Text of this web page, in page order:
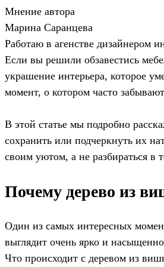
Мнение автора
Марина Саранцева
Работаю в агенстве дизайнером
Если вы решили обзавестись
украшение интерьера, которое
момент, о котором часто
В этой статье мы подробно
сохранить или подчеркнуть их
своим уютом, а не разбираться в
Почему дерево из
Один из самых интересных
выглядит очень ярко и
Что происходит с деревом из